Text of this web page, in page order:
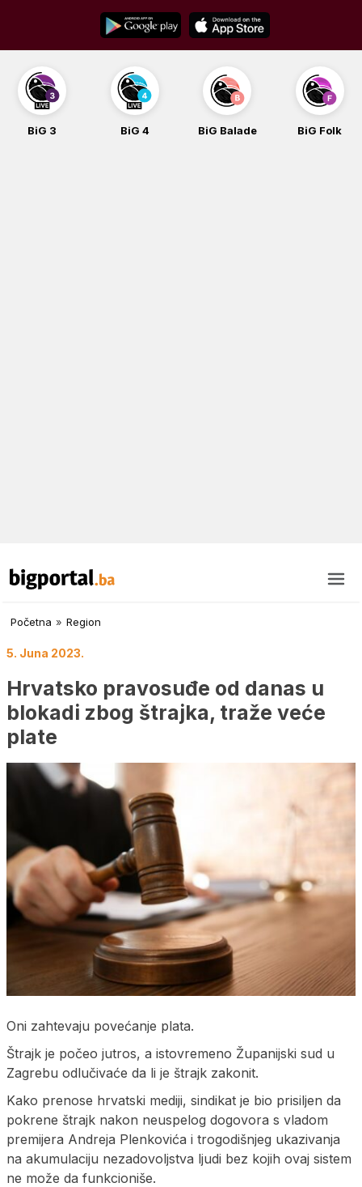
content
BiG 3 BiG 4 BiG Balade BiG Folk
Početna » Region
5. Juna 2023.
Hrvatsko pravosuđe od danas u
blokadi zbog štrajka, traže veće
plate
Oni zahtevaju povećanje plata.
Štrajk je počeo jutros, a istovremeno Županijski sud u
Zagrebu odlučivaće da li je štrajk zakonit.
Kako prenose hrvatski mediji, sindikat je bio prisiljen da
pokrene štrajk nakon neuspelog dogovora s vladom
premijera Andreja Plenkovića i trogodišnjeg ukazivanja
na akumulaciju nezadovoljstva ljudi bez kojih ovaj sistem
ne može da funkcioniše.